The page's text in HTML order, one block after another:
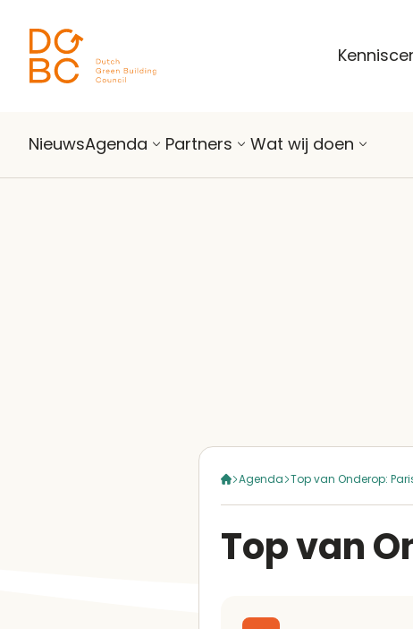
NieuwsAgenda Partners Wat wij doen
Agenda Top van Onderop:
Top van